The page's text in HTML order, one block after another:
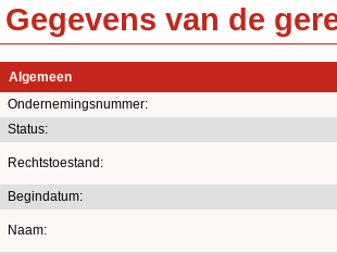
Gegevens van de
Algemeen
Ondernemingsnummer:
Status:
Rechtstoestand:
Begindatum:
Naam: